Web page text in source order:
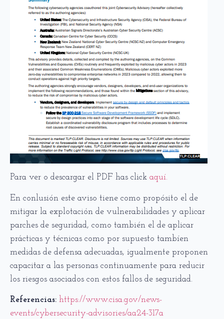
Para ver o descargar el PDF has click aquí.
En conlusión este aviso tiene como propósito el de
mitigar la explotación de vulnerabilidades y aplicar
parches de seguridad, como también el de aplicar
prácticas y técnicas como por supuesto tambíen
medidas de defensa adecuadas, igualmente proponen
capacitar a las personas continuamente para reducir
los riesgos asociados con estos fallos de seguridad.
Referencias: https://www.cisa.gov/news-
events/cybersecurity-advisories/aa24-317a